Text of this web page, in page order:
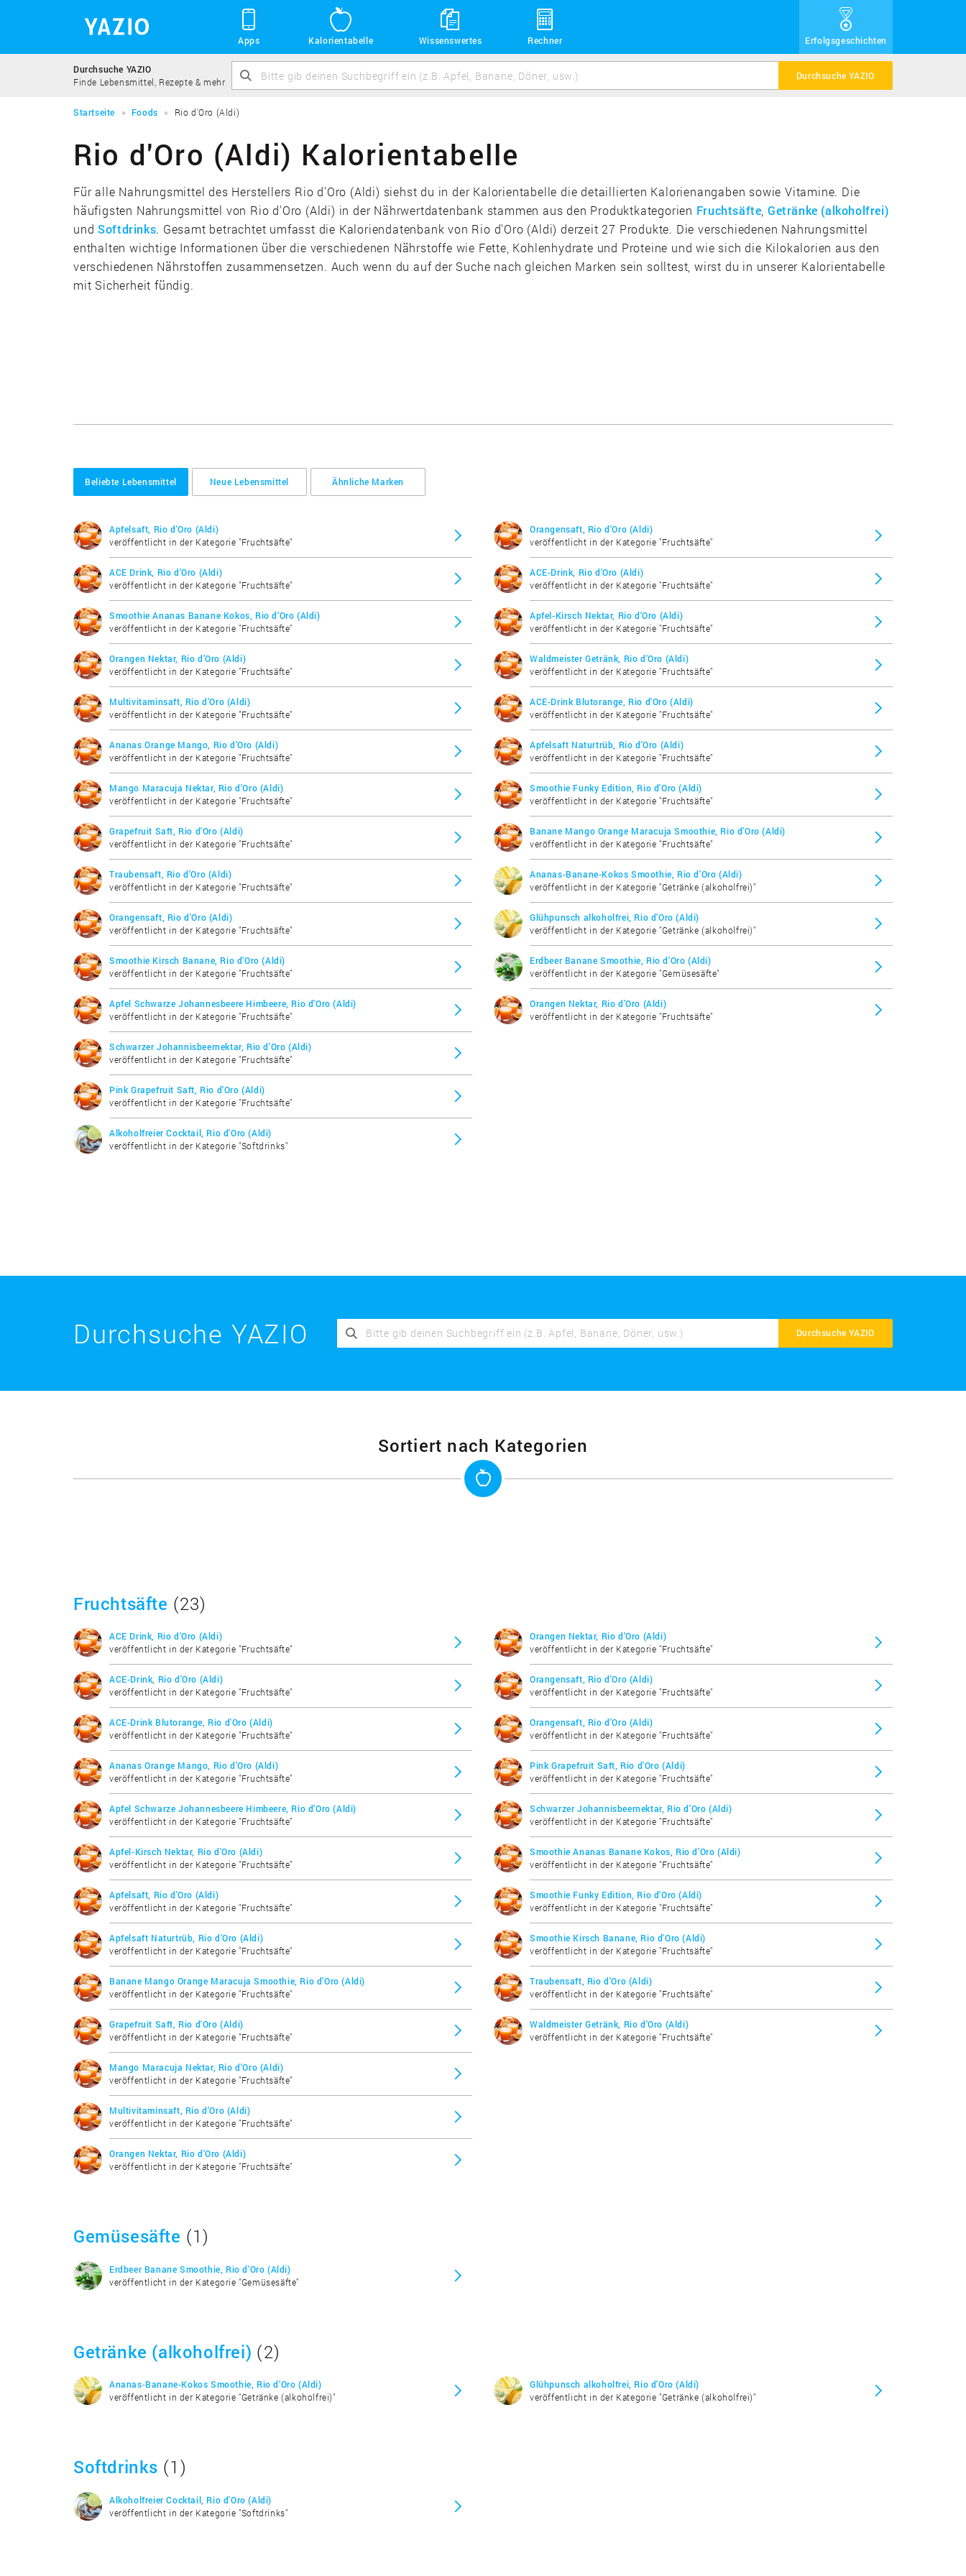
Apps Kalorientabelle Wissenswertes Rechner Erfolgsgeschichten
Durchsuche YAZIO
Finde Lebensmittel, Rezepte & mehr
Durchsuche YAZIO
Startseite Foods Rio d'Oro (Aldi)
Rio d'Oro (Aldi) Kalorientabelle
Für alle Nahrungsmittel des Herstellers Rio d'Oro (Aldi) siehst du in der Kalorientabelle die detaillierten Kalorienangaben sowie Vitamine. Die
häufigsten Nahrungsmittel von Rio d'Oro (Aldi) in der Nährwertdatenbank stammen aus den Produktkategorien Fruchtsäfte ,Getränke (alkoholfrei)
undSoftdrinks. Gesamt betrachtet umfasst die Kaloriendatenbank von Rio d'Oro (Aldi) derzeit 27 Produkte. Die verschiedenen Nahrungsmittel
enthalten wichtige Informationen über die verschiedenen Nährstoffe wie Fette, Kohlenhydrate und Proteine und wie sich die Kilokalorien aus den
verschiedenen Nährstoffen zusammensetzen. Auch wenn du auf der Suche nach gleichen Marken sein solltest, wirst du in unserer Kalorientabelle
mit Sicherheit fündig.
Beliebte Lebensmittel Neue Lebensmittel Ähnliche Marken
Apfelsaft, Rio d'Oro (Aldi)
veröffentlicht in der Kategorie "Fruchtsäfte"
ACE Drink, Rio d'Oro (Aldi)
veröffentlicht in der Kategorie "Fruchtsäfte"
Smoothie Ananas Banane Kokos, Rio d'Oro (Aldi)
veröffentlicht in der Kategorie "Fruchtsäfte"
Orangen Nektar, Rio d'Oro (Aldi)
veröffentlicht in der Kategorie "Fruchtsäfte"
Multivitaminsaft, Rio d'Oro (Aldi)
veröffentlicht in der Kategorie "Fruchtsäfte"
Ananas Orange Mango, Rio d'Oro (Aldi)
veröffentlicht in der Kategorie "Fruchtsäfte"
Mango Maracuja Nektar, Rio d'Oro (Aldi)
veröffentlicht in der Kategorie "Fruchtsäfte"
Grapefruit Saft, Rio d'Oro (Aldi)
veröffentlicht in der Kategorie "Fruchtsäfte"
Traubensaft, Rio d'Oro (Aldi)
veröffentlicht in der Kategorie "Fruchtsäfte"
Orangensaft, Rio d'Oro (Aldi)
veröffentlicht in der Kategorie "Fruchtsäfte"
Smoothie Kirsch Banane, Rio d'Oro (Aldi)
veröffentlicht in der Kategorie "Fruchtsäfte"
Apfel Schwarze Johannesbeere Himbeere, Rio d'Oro (Aldi)
veröffentlicht in der Kategorie "Fruchtsäfte"
Schwarzer Johannisbeernektar, Rio d'Oro (Aldi)
veröffentlicht in der Kategorie "Fruchtsäfte"
Pink Grapefruit Saft, Rio d'Oro (Aldi)
veröffentlicht in der Kategorie "Fruchtsäfte"
Alkoholfreier Cocktail, Rio d'Oro (Aldi)
veröffentlicht in der Kategorie "Softdrinks"
Orangensaft, Rio d'Oro (Aldi)
veröffentlicht in der Kategorie "Fruchtsäfte"
ACE-Drink, Rio d'Oro (Aldi)
veröffentlicht in der Kategorie "Fruchtsäfte"
Apfel-Kirsch Nektar, Rio d'Oro (Aldi)
veröffentlicht in der Kategorie "Fruchtsäfte"
Waldmeister Getränk, Rio d'Oro (Aldi)
veröffentlicht in der Kategorie "Fruchtsäfte"
ACE-Drink Blutorange, Rio d'Oro (Aldi)
veröffentlicht in der Kategorie "Fruchtsäfte"
Apfelsaft Naturtrüb, Rio d'Oro (Aldi)
veröffentlicht in der Kategorie "Fruchtsäfte"
Smoothie Funky Edition, Rio d'Oro (Aldi)
veröffentlicht in der Kategorie "Fruchtsäfte"
Banane Mango Orange Maracuja Smoothie, Rio d'Oro (Aldi)
veröffentlicht in der Kategorie "Fruchtsäfte"
Ananas-Banane-Kokos Smoothie, Rio d'Oro (Aldi)
veröffentlicht in der Kategorie "Getränke (alkoholfrei)"
Glühpunsch alkoholfrei, Rio d'Oro (Aldi)
veröffentlicht in der Kategorie "Getränke (alkoholfrei)"
Erdbeer Banane Smoothie, Rio d'Oro (Aldi)
veröffentlicht in der Kategorie "Gemüsesäfte"
Orangen Nektar, Rio d'Oro (Aldi)
veröffentlicht in der Kategorie "Fruchtsäfte"
Durchsuche YAZIO Durchsuche YAZIO
Sortiert nach Kategorien
Fruchtsäfte (23)
ACE Drink, Rio d'Oro (Aldi)
veröffentlicht in der Kategorie "Fruchtsäfte"
ACE-Drink, Rio d'Oro (Aldi)
veröffentlicht in der Kategorie "Fruchtsäfte"
ACE-Drink Blutorange, Rio d'Oro (Aldi)
veröffentlicht in der Kategorie "Fruchtsäfte"
Ananas Orange Mango, Rio d'Oro (Aldi)
veröffentlicht in der Kategorie "Fruchtsäfte"
Apfel Schwarze Johannesbeere Himbeere, Rio d'Oro (Aldi)
veröffentlicht in der Kategorie "Fruchtsäfte"
Apfel-Kirsch Nektar, Rio d'Oro (Aldi)
veröffentlicht in der Kategorie "Fruchtsäfte"
Apfelsaft, Rio d'Oro (Aldi)
veröffentlicht in der Kategorie "Fruchtsäfte"
Apfelsaft Naturtrüb, Rio d'Oro (Aldi)
veröffentlicht in der Kategorie "Fruchtsäfte"
Banane Mango Orange Maracuja Smoothie, Rio d'Oro (Aldi)
veröffentlicht in der Kategorie "Fruchtsäfte"
Grapefruit Saft, Rio d'Oro (Aldi)
veröffentlicht in der Kategorie "Fruchtsäfte"
Mango Maracuja Nektar, Rio d'Oro (Aldi)
veröffentlicht in der Kategorie "Fruchtsäfte"
Multivitaminsaft, Rio d'Oro (Aldi)
veröffentlicht in der Kategorie "Fruchtsäfte"
Orangen Nektar, Rio d'Oro (Aldi)
veröffentlicht in der Kategorie "Fruchtsäfte"
Orangen Nektar, Rio d'Oro (Aldi)
veröffentlicht in der Kategorie "Fruchtsäfte"
Orangensaft, Rio d'Oro (Aldi)
veröffentlicht in der Kategorie "Fruchtsäfte"
Orangensaft, Rio d'Oro (Aldi)
veröffentlicht in der Kategorie "Fruchtsäfte"
Pink Grapefruit Saft, Rio d'Oro (Aldi)
veröffentlicht in der Kategorie "Fruchtsäfte"
Schwarzer Johannisbeernektar, Rio d'Oro (Aldi)
veröffentlicht in der Kategorie "Fruchtsäfte"
Smoothie Ananas Banane Kokos, Rio d'Oro (Aldi)
veröffentlicht in der Kategorie "Fruchtsäfte"
Smoothie Funky Edition, Rio d'Oro (Aldi)
veröffentlicht in der Kategorie "Fruchtsäfte"
Smoothie Kirsch Banane, Rio d'Oro (Aldi)
veröffentlicht in der Kategorie "Fruchtsäfte"
Traubensaft, Rio d'Oro (Aldi)
veröffentlicht in der Kategorie "Fruchtsäfte"
Waldmeister Getränk, Rio d'Oro (Aldi)
veröffentlicht in der Kategorie "Fruchtsäfte"
Gemüsesäfte (1)
Erdbeer Banane Smoothie, Rio d'Oro (Aldi)
veröffentlicht in der Kategorie "Gemüsesäfte"
Getränke (alkoholfrei) (2)
Ananas-Banane-Kokos Smoothie, Rio d'Oro (Aldi)
veröffentlicht in der Kategorie "Getränke (alkoholfrei)"
Glühpunsch alkoholfrei, Rio d'Oro (Aldi)
veröffentlicht in der Kategorie "Getränke (alkoholfrei)"
Softdrinks (1)
Alkoholfreier Cocktail, Rio d'Oro (Aldi)
veröffentlicht in der Kategorie "Softdrinks"